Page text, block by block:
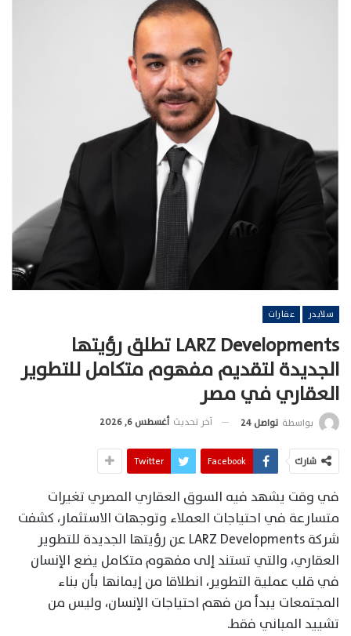
سلايدر عقارات
LARZ Developments تطلق رؤيتها
الجديدة لتقديم مفهوم متكامل للتطوير
العقاري في مصر
بواسطة تواصل 24 آخر تحديث أغسطس 6, 2026
شارك Facebook
Twitter
في وقت يشهد فيه السوق العقاري المصري تغيرات
متسارعة في احتياجات العملاء وتوجهات الاستثمار، كشفت
شركة LARZ Developments عن رؤيتها الجديدة للتطوير
العقاري، والتي تستند إلى مفهوم متكامل يضع الإنسان
في قلب عملية التطوير، انطلاقا من إيمانها بأن بناء
المجتمعات يبدأ من فهم احتياجات الإنسان، وليس من
تشييد المباني فقط.